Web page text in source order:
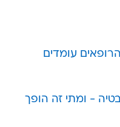
עומדים
- ומתי זה הופך